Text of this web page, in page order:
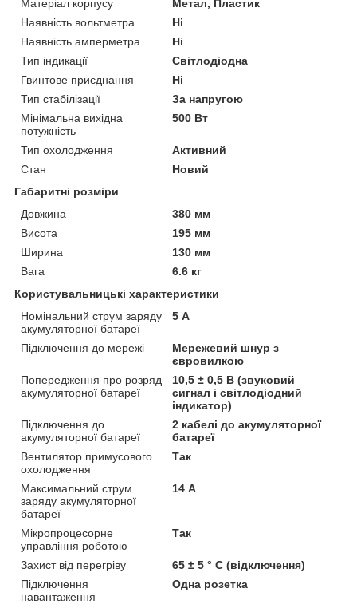
Матеріал корпусу
Метал, Пластик
Наявність вольтметра
Ні
Наявність амперметра
Ні
Тип індикації
Світлодіодна
Гвинтове приєднання
Ні
Тип стабілізації
За напругою
Мінімальна вихідна
потужність
500 Вт
Тип охолодження
Активний
Стан
Новий
Габаритні розміри
Довжина
380 мм
Висота
195 мм
Ширина
130 мм
Вага
6.6 кг
Користувальницькі характеристики
Номінальний струм заряду
акумуляторної батареї
5 А
Підключення до мережі
Мережевий шнур з
євровилкою
Попередження про розряд
акумуляторної батареї
10,5 ± 0,5 В (звуковий
сигнал і світлодіодний
індикатор)
Підключення до
акумуляторної батареї
2 кабелі до акумуляторної
батареї
Вентилятор примусового
охолодження
Так
Максимальний струм
заряду акумуляторної
батареї
14 А
Мікропроцесорне
управління роботою
Так
Захист від перегріву
65 ± 5 ° C (відключення)
Підключення
навантаження
Одна розетка